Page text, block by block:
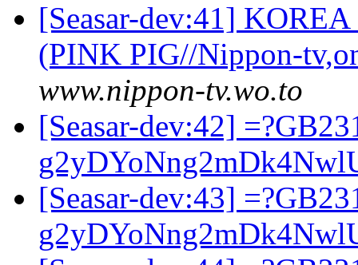
[Seasar-dev:41]
(PINK PIG//Nippon-
www.nippon-tv.wo.to
[Seasar-dev:42]
[Seasar-dev:43]